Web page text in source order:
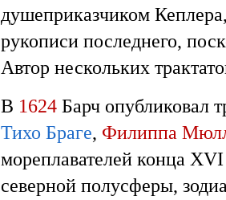
душеприказчиком
рукописи последнего,
Автор нескольких
В 1624 Барч опубликовал
Тихо Браге, Филиппа
мореплавателей конца
северной полусферы,